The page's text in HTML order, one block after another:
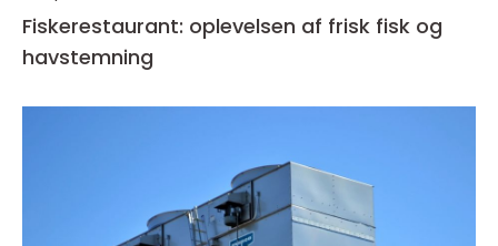
Fiskerestaurant: oplevelsen af frisk fisk og
havstemning